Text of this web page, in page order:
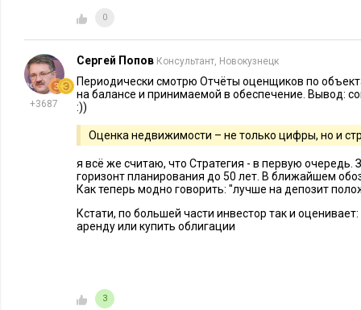
Как оценивает объект оценщик? Использует
ставки.
Как оценивает инвестор? Анализирует возможность
объекта. Например, арендная ставка при сдаче в аренду
руб./кв.м./месяц. А при сдаче в аренду двух блоков 80
месяц и 2400 руб./кв.м./месяц соответственно. Такой
стоимость объекта на более чем 3 млн руб.
максимизации дохода на основе спроса со стороны
Какие макроэкономические факторы
0
+3687
Сергей Попов Консультант, Новокузнецк
Периодически смотрю Отчёты оценщиков по
на балансе и принимаемой в обеспечение. Вывод:
:))
Оценка недвижимости – не только цифры, но и
я всё же считаю, что Стратегия - в первую очередь.
горизонт планирования до 50 лет. В ближайшем
Как теперь модно говорить: "лучше на депозит
Кстати, по большей части инвестор так и
аренду или купить облигации
3